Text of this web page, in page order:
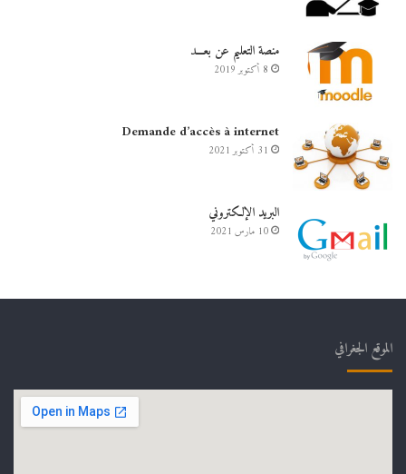
منصة التعليم عن بعـــد
8 أكتوبر 2019
Demande d’accès à internet
31 أكتوبر 2021
البريد الإلكتروني
10 مارس 2021
الموقع الجغرافي